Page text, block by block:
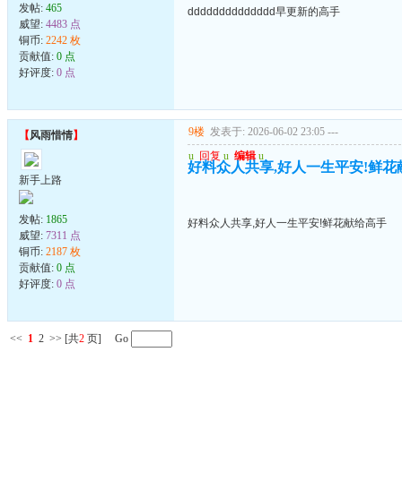
发帖: 465
威望: 4483 点
铜币: 2242 枚
贡献值: 0 点
好评度: 0 点
dddddddddddddd早更新的高手
【风雨惜情】
新手上路
发帖: 1865
威望: 7311 点
铜币: 2187 枚
贡献值: 0 点
好评度: 0 点
9楼 发表于: 2026-06-02 23:05 ---
u 回复 u 编辑 u
好料众人共享,好人一生平安!鲜花
好料众人共享,好人一生平安!鲜花献给高手
<< 1 2 >> [共2 页] Go